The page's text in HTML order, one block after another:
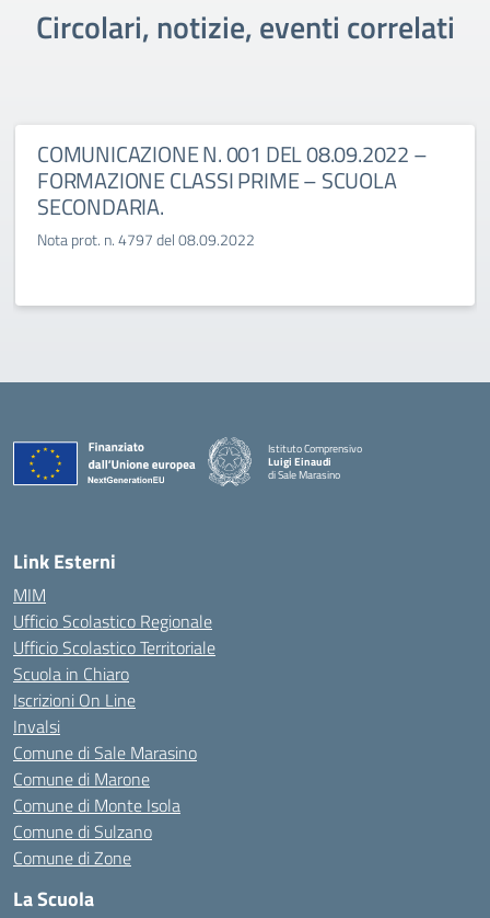
Circolari, notizie, eventi correlati
COMUNICAZIONE N. 001 DEL 08.09.2022 –
FORMAZIONE CLASSI PRIME – SCUOLA
SECONDARIA.
Nota prot. n. 4797 del 08.09.2022
Istituto Comprensivo
Luigi Einaudi
di Sale Marasino
Link Esterni
MIM
Ufficio Scolastico Regionale
Ufficio Scolastico Territoriale
Scuola in Chiaro
Iscrizioni On Line
Invalsi
Comune di Sale Marasino
Comune di Marone
Comune di Monte Isola
Comune di Sulzano
Comune di Zone
La Scuola